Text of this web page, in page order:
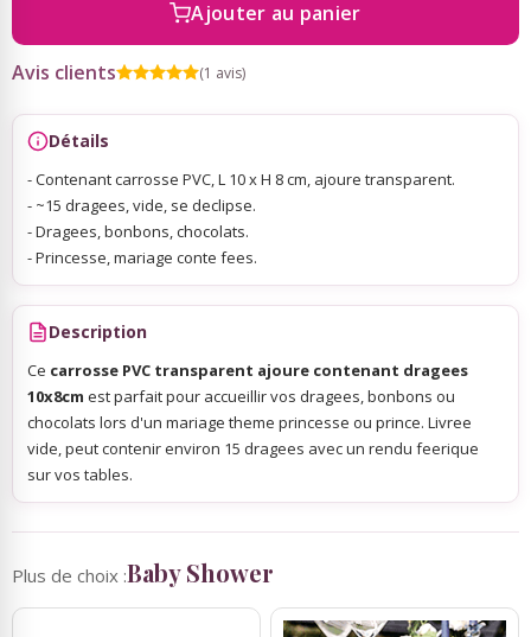
Sky Lanterns
Rubans Tulle Organdi
Scrapbooking, Loisirs Créatifs
Ajouter au panier
Avis clients (1 avis)
Détails
- Contenant carrosse PVC, L 10 x H 8 cm, ajoure transparent.
- ~15 dragees, vide, se declipse.
- Dragees, bonbons, chocolats.
- Princesse, mariage conte fees.
Description
Ce carrosse PVC transparent ajoure contenant dragees
10x8cm est parfait pour accueillir vos dragees, bonbons ou
chocolats lors d'un mariage theme princesse ou prince. Livree
vide, peut contenir environ 15 dragees avec un rendu feerique
sur vos tables.
Plus de choix :Baby Shower